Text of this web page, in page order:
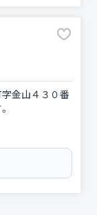
金山４３０番